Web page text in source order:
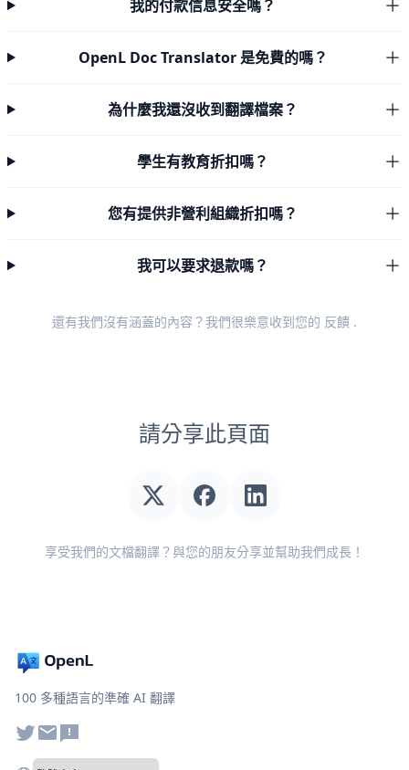
我的付款信息安全嗎？
OpenL Doc Translator 是免費的嗎？
為什麼我還沒收到翻譯檔案？
學生有教育折扣嗎？
您有提供非營利組織折扣嗎？
我可以要求退款嗎？
還有我們沒有涵蓋的內容？我們很樂意收到您的 反饋 .
請分享此頁面
享受我們的文檔翻譯？與您的朋友分享並幫助我們成長！
100 多種語言的準確 AI 翻譯